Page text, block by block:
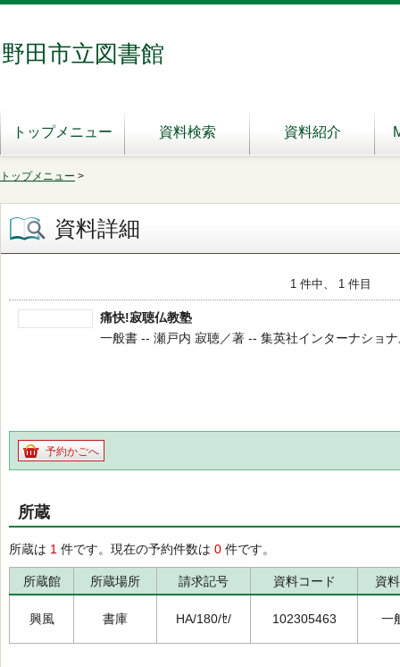
野田市立図書館
トップメニュー 資料検索 資料紹介
トップメニュー >
資料詳細
1 件中、 1 件目
痛快!寂聴仏教塾
一般書 -- 瀬戸内 寂聴／著 -- 集英社インターナショ
予約かごへ
所蔵
所蔵は 1 件です。現在の予約件数は 0 件です。
所蔵館 所蔵場所 請求記号 資料コード 資
興風 書庫 HA/180/ｾ/ 102305463 一